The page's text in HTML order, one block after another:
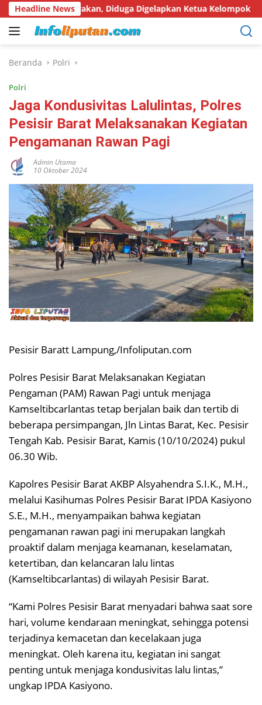
Langsung
ke
konten
Headline News
Diduga Digelapkan Ketua Kelompok Tani
Beranda Polri
Polri
Jaga Kondusivitas Lalulintas, Polres
Pesisir Barat Melaksanakan Kegiatan
Pengamanan Rawan Pagi
Admin Utama
10 Oktober 2024
Pesisir Baratt Lampung,/Infoliputan.com
Polres Pesisir Barat Melaksanakan Kegiatan
Pengaman (PAM) Rawan Pagi untuk menjaga
Kamseltibcarlantas tetap berjalan baik dan tertib di
beberapa persimpangan, Jln Lintas Barat, Kec. Pesisir
Tengah Kab. Pesisir Barat, Kamis (10/10/2024) pukul
06.30 Wib.
Kapolres Pesisir Barat AKBP Alsyahendra S.I.K., M.H.,
melalui Kasihumas Polres Pesisir Barat IPDA Kasiyono
S.E., M.H., menyampaikan bahwa kegiatan
pengamanan rawan pagi ini merupakan langkah
proaktif dalam menjaga keamanan, keselamatan,
ketertiban, dan kelancaran lalu lintas
(Kamseltibcarlantas) di wilayah Pesisir Barat.
“Kami Polres Pesisir Barat menyadari bahwa saat sore
hari, volume kendaraan meningkat, sehingga potensi
terjadinya kemacetan dan kecelakaan juga
meningkat. Oleh karena itu, kegiatan ini sangat
penting untuk menjaga kondusivitas lalu lintas,”
ungkap IPDA Kasiyono.